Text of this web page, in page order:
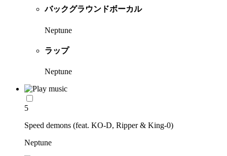
バックグラウンドボーカル
Neptune
ラップ
Neptune
5
Speed demons (feat. KO-D, Ripper & King-0)
Neptune